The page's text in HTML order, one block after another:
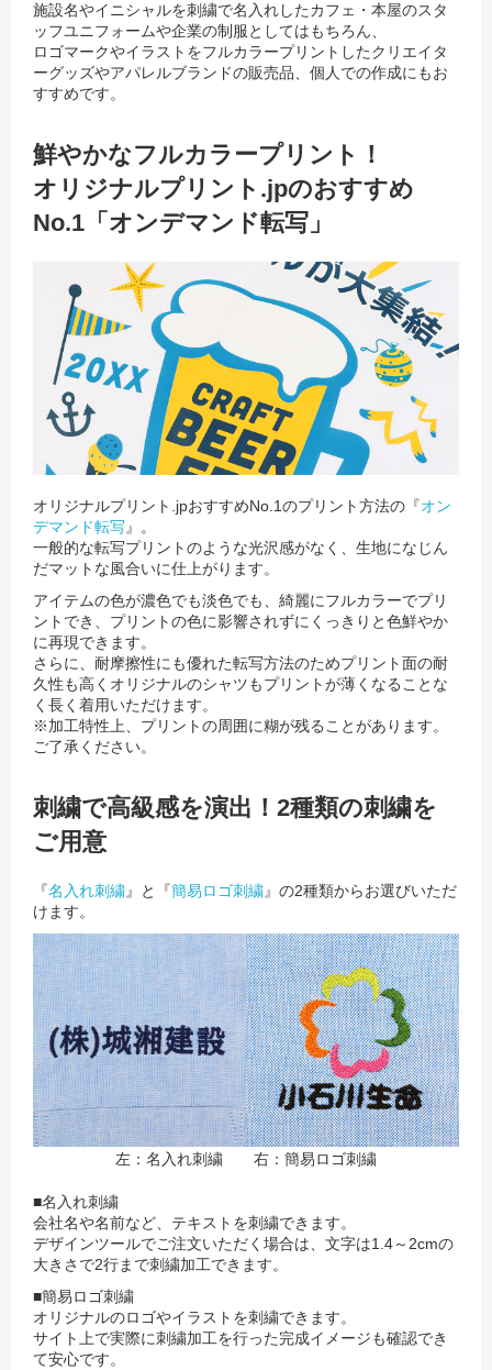
施設名やイニシャルを刺繍で名入れしたカフェ・本屋のスタ
ッフユニフォームや企業の制服としてはもちろん、
ロゴマークやイラストをフルカラープリントしたクリエイタ
ーグッズやアパレルブランドの販売品、個人での作成にもお
すすめです。
鮮やかなフルカラープリント！
オリジナルプリント.jpのおすすめ
No.1「オンデマンド転写」
オリジナルプリント.jpおすすめNo.1のプリント方法の『オン
デマンド転写 』。
一般的な転写プリントのような光沢感がなく、生地になじん
だマットな風合いに仕上がります。
アイテムの色が濃色でも淡色でも、綺麗にフルカラーでプリ
ントでき、プリントの色に影響されずにくっきりと色鮮やか
に再現できます。
さらに、耐摩擦性にも優れた転写方法のためプリント面の耐
久性も高くオリジナルのシャツもプリントが薄くなることな
く長く着用いただけます。
※加工特性上、プリントの周囲に糊が残ることがあります。
ご了承ください。
刺繍で高級感を演出！2種類の刺繍を
ご用意
『名入れ刺繍』と『簡易ロゴ刺繍』の2種類からお選びいただ
けます。
左：名入れ刺繍 右：簡易ロゴ刺繍
■名入れ刺繍
会社名や名前など、テキストを刺繍できます。
デザインツールでご注文いただく場合は、文字は1.4～2cmの
大きさで2行まで刺繍加工できます。
■簡易ロゴ刺繍
オリジナルのロゴやイラストを刺繍できます。
サイト上で実際に刺繍加工を行った完成イメージも確認でき
て安心です。